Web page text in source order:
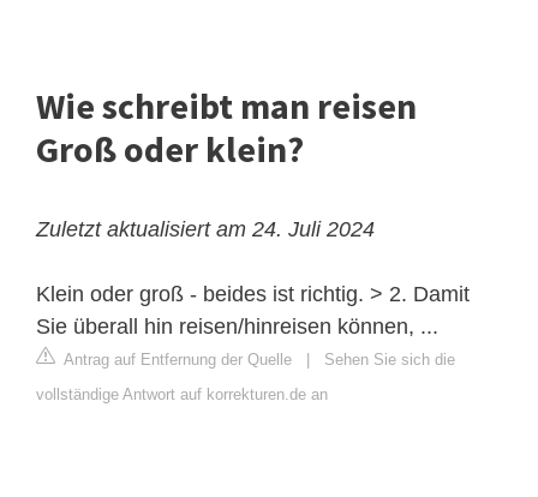
Wie schreibt man reisen
Groß oder klein?
Zuletzt aktualisiert am 24. Juli 2024
Klein oder groß - beides ist richtig. > 2. Damit
Sie überall hin reisen/hinreisen können, ...
Antrag auf Entfernung der Quelle
Sehen Sie sich die
vollständige Antwort auf korrekturen.de an